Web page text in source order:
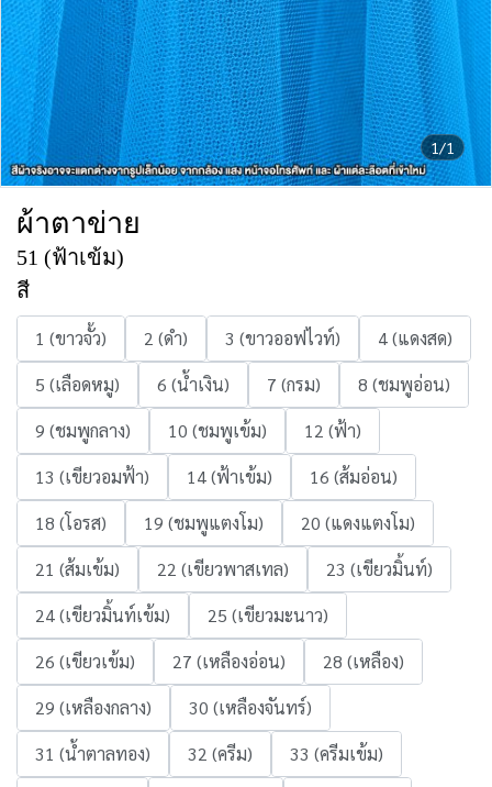
1/1
ผ้าตาข่าย
51 (ฟ้าเข้ม)
สี
1 (ขาวจั้ว) 2 (ดำ) 3 (ขาวออฟไวท์)
4 (แดงสด)
5 (เลือดหมู)
6 (น้ำเงิน) 7 (กรม)
8 (ชมพูอ่อน)
9 (ชมพูกลาง)
10 (ชมพูเข้ม)
12 (ฟ้า)
13 (เขียวอมฟ้า)
14 (ฟ้าเข้ม)
16 (ส้มอ่อน)
18 (โอรส)
19 (ชมพูแตงโม)
20 (แดงแตงโม)
21 (ส้มเข้ม)
22 (เขียวพาสเทล)
23 (เขียวมิ้นท์)
24 (เขียวมิ้นท์เข้ม)
25 (เขียวมะนาว)
26 (เขียวเข้ม)
27 (เหลืองอ่อน)
28 (เหลือง)
29 (เหลืองกลาง)
30 (เหลืองจันทร์)
31 (น้ำตาลทอง)
32 (ครีม)
33 (ครีมเข้ม)